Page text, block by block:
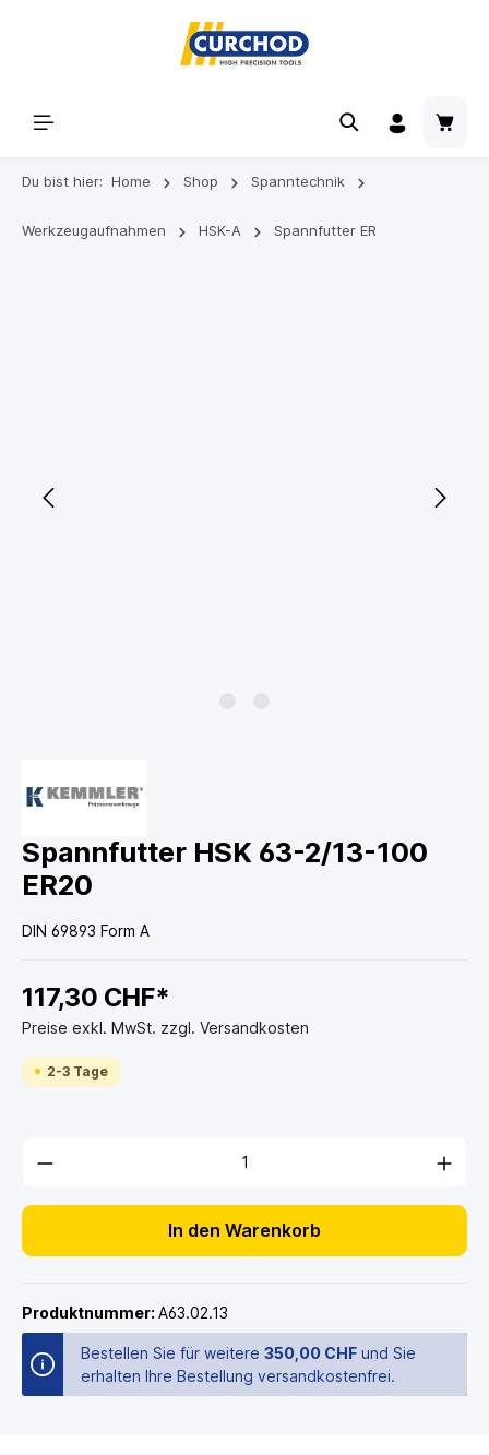
Du bist hier: Home Shop Spanntechnik
Werkzeugaufnahmen HSK-A Spannfutter ER
Spannfutter HSK 63-2/13-100
ER20
DIN 69893 Form A
117,30 CHF*
Preise exkl. MwSt. zzgl. Versandkosten
2-3 Tage
In den Warenkorb
Produktnummer: A63.02.13
Bestellen Sie für weitere 350,00 CHF und Sie
erhalten Ihre Bestellung versandkostenfrei.